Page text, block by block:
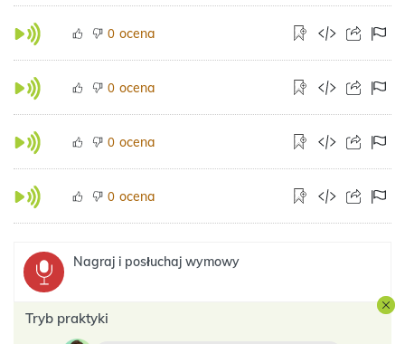
0 ocena
0 ocena
0 ocena
0 ocena
Nagraj i posłuchaj wymowy
Tryb praktyki